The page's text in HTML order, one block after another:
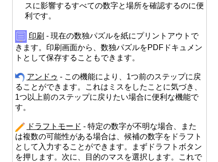
スに影響するすべての数字と場所を確認するのに便
利です。
印刷 - 現在の数独パズルを紙にプリントアウトで
きます。印刷画面から、数独パズルをPDFドキュメン
トとして保存することもできます。
アンドゥ - この機能により、1つ前のステップに戻
ることができます。これはミスをしたことに気づき、
1つ以上前のステップに戻りたい場合に便利な機能で
す。
ドラフトモード - 特定の数字が不明な場合、また
は複数の可能性がある場合は、候補の数字をドラフト
として入力することができます。まずドラフトボタン
を押します。次に、目的のマスを選択します。これで